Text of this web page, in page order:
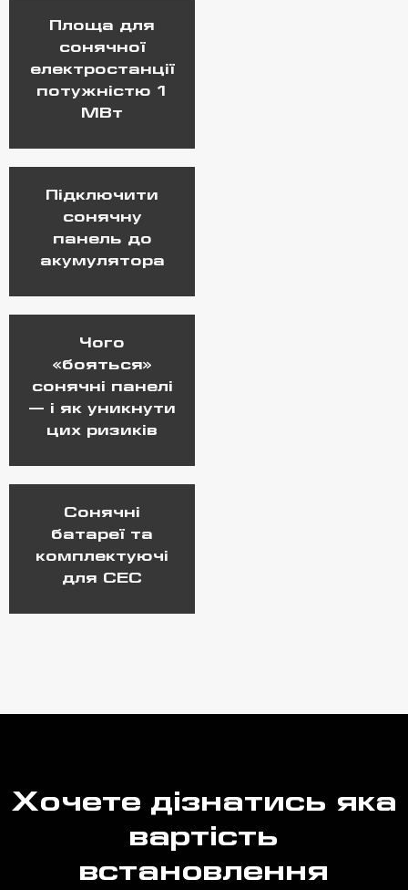
Площа для
сонячної
електростанції
потужністю 1
МВт
Підключити
сонячну
панель до
акумулятора
Чого
«бояться»
сонячні панелі
— і як уникнути
цих ризиків
Сонячні
батареї та
комплектуючі
для СЕС
Хочете дізнатись яка
вартість
встановлення